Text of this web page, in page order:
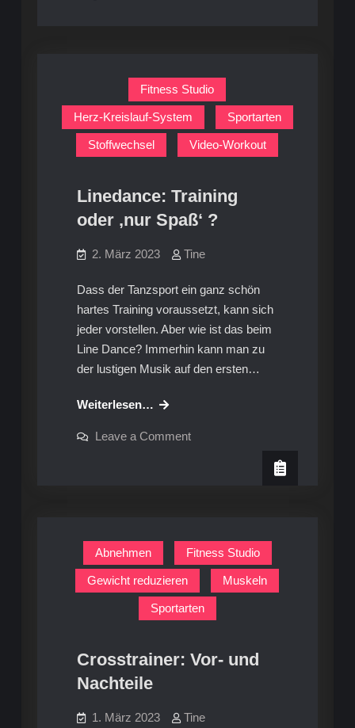
Fitness Studio
Herz-Kreislauf-System Sportarten
Stoffwechsel Video-Workout
Linedance: Training
oder ‚nur Spaß‘ ?
2. März 2023 Tine
Dass der Tanzsport ein ganz schön
hartes Training voraussetzt, kann sich
jeder vorstellen. Aber wie ist das beim
Line Dance? Immerhin kann man zu
der lustigen Musik auf den ersten…
Weiterlesen… Linedance:
oder
Leave a Commenton
Abnehmen Fitness Studio
Gewicht reduzieren Muskeln
Sportarten
Crosstrainer: Vor- und
Nachteile
1. März 2023 Tine